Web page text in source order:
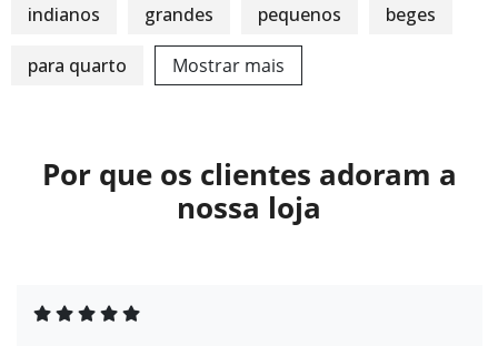
indianos grandes pequenos beges
para quarto Mostrar mais
Por que os clientes adoram a
nossa loja